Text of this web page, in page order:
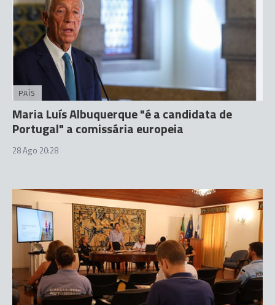
PAÍS
Maria Luís Albuquerque "é a candidata de
Portugal" a comissária europeia
28 Ago 20:28